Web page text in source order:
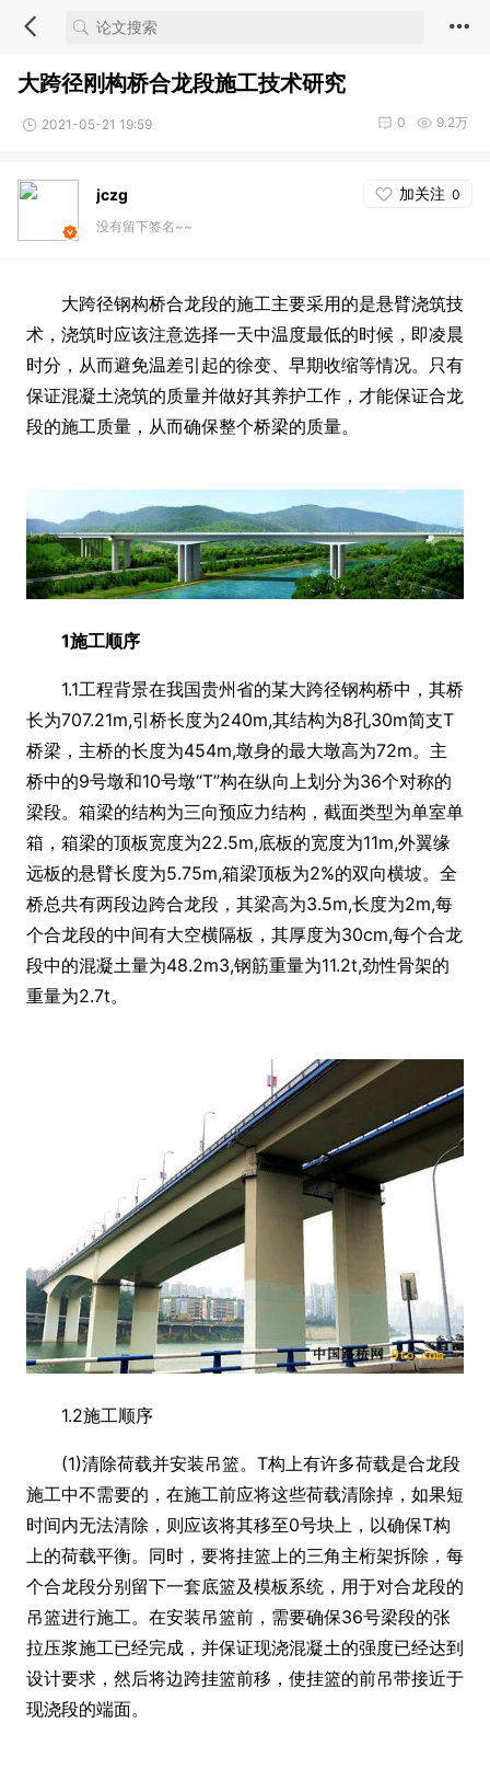
大跨径刚构桥合龙段施工技术研究
2021-05-21 19:59 9.2万
0
jczg 加关注 0
没有留下签名~~
大跨径钢构桥合龙段的施工主要采用的是悬臂浇筑技
术，浇筑时应该注意选择一天中温度最低的时候，即凌晨
时分，从而避免温差引起的徐变、早期收缩等情况。只有
保证混凝土浇筑的质量并做好其养护工作，才能保证合龙
段的施工质量，从而确保整个桥梁的质量。
1施工顺序
1.1工程背景在我国贵州省的某大跨径钢构桥中，其桥
长为707.21m,引桥长度为240m,其结构为8孔30m简支T
桥梁，主桥的长度为454m,墩身的最大墩高为72m。主
桥中的9号墩和10号墩“T”构在纵向上划分为36个对称的
梁段。箱梁的结构为三向预应力结构，截面类型为单室单
箱，箱梁的顶板宽度为22.5m,底板的宽度为11m,外翼缘
远板的悬臂长度为5.75m,箱梁顶板为2%的双向横坡。全
桥总共有两段边跨合龙段，其梁高为3.5m,长度为2m,每
个合龙段的中间有大空横隔板，其厚度为30cm,每个合龙
段中的混凝土量为48.2m3,钢筋重量为11.2t,劲性骨架的
重量为2.7t。
1.2施工顺序
(1)清除荷载并安装吊篮。T构上有许多荷载是合龙段
施工中不需要的，在施工前应将这些荷载清除掉，如果短
时间内无法清除，则应该将其移至0号块上，以确保T构
上的荷载平衡。同时，要将挂篮上的三角主桁架拆除，每
个合龙段分别留下一套底篮及模板系统，用于对合龙段的
吊篮进行施工。在安装吊篮前，需要确保36号梁段的张
拉压浆施工已经完成，并保证现浇混凝土的强度已经达到
设计要求，然后将边跨挂篮前移，使挂篮的前吊带接近于
现浇段的端面。